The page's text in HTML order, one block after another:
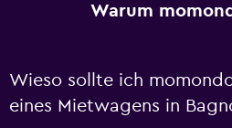
Warum
Wieso sollte ich
eines Mietwagens in